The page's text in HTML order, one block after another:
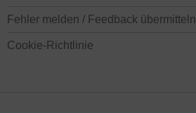
Fehler melden / Feedback übermitteln
Cookie-Richtlinie